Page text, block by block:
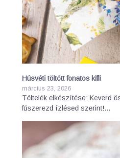
Húsvéti töltött fonatos kifli
március 23, 2026
Töltelék elkészítése: Keverd
fűszerezd ízlésed szerint!…